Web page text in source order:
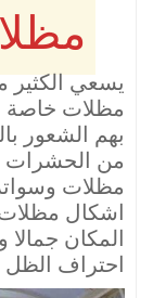
يسعي الكثير
مظلات خاصة
بهم الشعور
من الحشرات
مظلات
اشكال
المكان
احتراف الظل